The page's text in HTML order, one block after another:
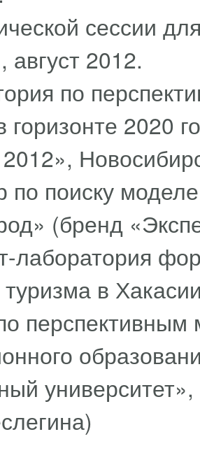
сессии
август 2012.
по
горизонте 2020
по поиску
(бренд
лаборатория
туризма в